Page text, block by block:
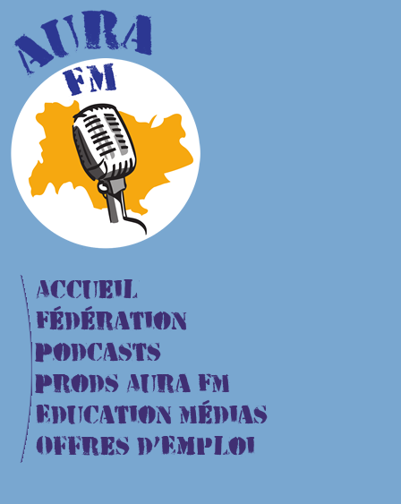
Accueil
Fédération
Podcasts
Prods Aura FM
Education Médias
Offres d’Emploi